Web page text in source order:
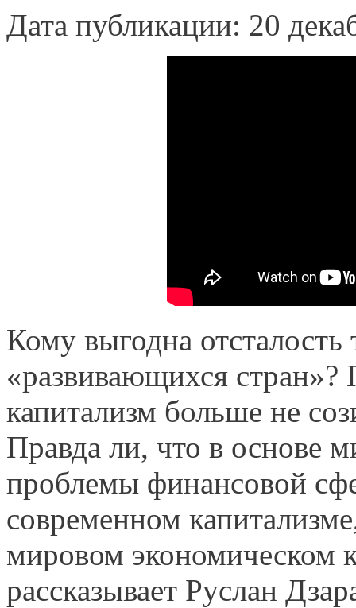
Дата публикации: 20
Кому выгодна
«развивающихся
капитализм больше не
Правда ли, что в основе
проблемы финансовой
современном
мировом экономическом
рассказывает Руслан